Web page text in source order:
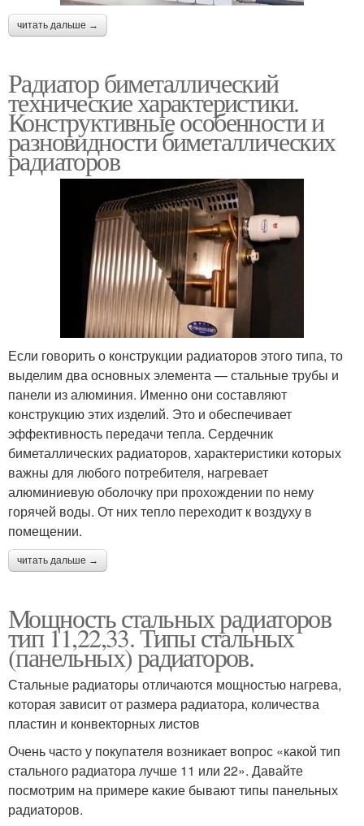
читать дальше →
Радиатор биметаллический
технические характеристики.
Конструктивные особенности и
разновидности биметаллических
радиаторов
Если говорить о конструкции радиаторов этого типа, то
выделим два основных элемента — стальные трубы и
панели из алюминия. Именно они составляют
конструкцию этих изделий. Это и обеспечивает
эффективность передачи тепла. Сердечник
биметаллических радиаторов, характеристики которых
важны для любого потребителя, нагревает
алюминиевую оболочку при прохождении по нему
горячей воды. От них тепло переходит к воздуху в
помещении.
читать дальше →
Мощность стальных радиаторов
тип 11,22,33. Типы стальных
(панельных) радиаторов.
Стальные радиаторы отличаются мощностью нагрева,
которая зависит от размера радиатора, количества
пластин и конвекторных листов
Очень часто у покупателя возникает вопрос «какой тип
стального радиатора лучше 11 или 22». Давайте
посмотрим на примере какие бывают типы панельных
радиаторов.